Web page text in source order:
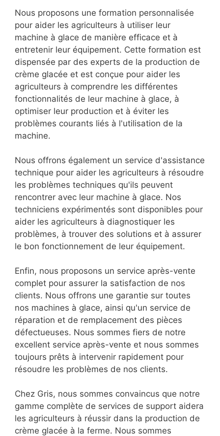
Nous proposons une formation personnalisée
pour aider les agriculteurs à utiliser leur
machine à glace de manière efficace et à
entretenir leur équipement. Cette formation est
dispensée par des experts de la production de
crème glacée et est conçue pour aider les
agriculteurs à comprendre les différentes
fonctionnalités de leur machine à glace, à
optimiser leur production et à éviter les
problèmes courants liés à l'utilisation de la
machine.
Nous offrons également un service d'assistance
technique pour aider les agriculteurs à résoudre
les problèmes techniques qu'ils peuvent
rencontrer avec leur machine à glace. Nos
techniciens expérimentés sont disponibles pour
aider les agriculteurs à diagnostiquer les
problèmes, à trouver des solutions et à assurer
le bon fonctionnement de leur équipement.
Enfin, nous proposons un service après-vente
complet pour assurer la satisfaction de nos
clients. Nous offrons une garantie sur toutes
nos machines à glace, ainsi qu'un service de
réparation et de remplacement des pièces
défectueuses. Nous sommes fiers de notre
excellent service après-vente et nous sommes
toujours prêts à intervenir rapidement pour
résoudre les problèmes de nos clients.
Chez Gris, nous sommes convaincus que notre
gamme complète de services de support aidera
les agriculteurs à réussir dans la production de
crème glacée à la ferme. Nous sommes